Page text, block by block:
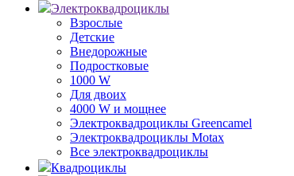
Электроквадроциклы
Взрослые
Детские
Внедорожные
Подростковые
1000 W
Для двоих
4000 W и мощнее
Электроквадроциклы Greencamel
Электроквадроциклы Motax
Все электроквадроциклы
Квадроциклы